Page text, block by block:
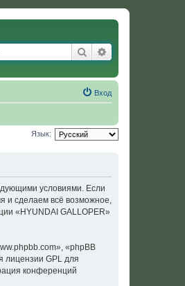
Поиск
Вход
Язык:
условиями. Если
и сделаем всё возможное,
«HYUNDAI GALLOPER»
«phpBB
лицензии GPL для
конференций